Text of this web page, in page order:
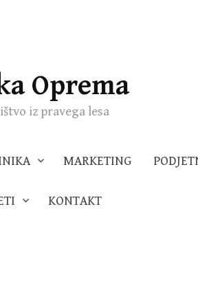
Oprema
iz pravega lesa
MARKETING
KONTAKT